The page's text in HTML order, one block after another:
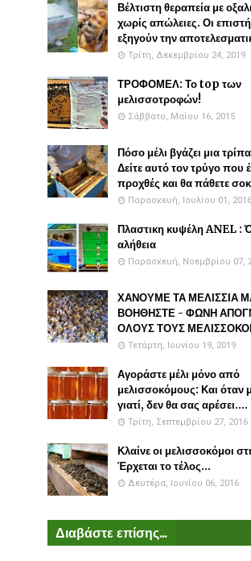
Βέλτιστη θεραπεία με
χωρίς απώλειες. Οι
εξηγούν την
Τρίτη, Δεκεμβρίου 24, 2019
ΤΡΟΦΟΜΕΛ: Το top των
μελισσοτροφών!
Σάββατο, Μαΐου 16, 2015
Πόσο μέλι βγάζει μια
Δείτε αυτό τον τρύγο που
προχθές και θα πάθετε
Παρασκευή, Ιουλίου 01, 2016
Πλαστικη κυψέλη ANEL :
αλήθεια
Παρασκευή, Νοεμβρίου 07,
ΧΑΝΟΥΜΕ ΤΑ ΜΕΛΙΣΣΙΑ
ΒΟΗΘΗΣΤΕ - ΦΩΝΗ
ΟΛΟΥΣ ΤΟΥΣ
Τετάρτη, Ιουνίου 19, 2019
Αγοράστε μέλι μόνο από
μελισσοκόμους: Και όταν
γιατί, δεν θα σας αρέσει....
Τρίτη, Σεπτεμβρίου 27, 2016
Κλαίνε οι μελισσοκόμοι
Έρχεται το τέλος...
Δευτέρα, Ιουνίου 06, 2016
Διαβάστε επίσης...